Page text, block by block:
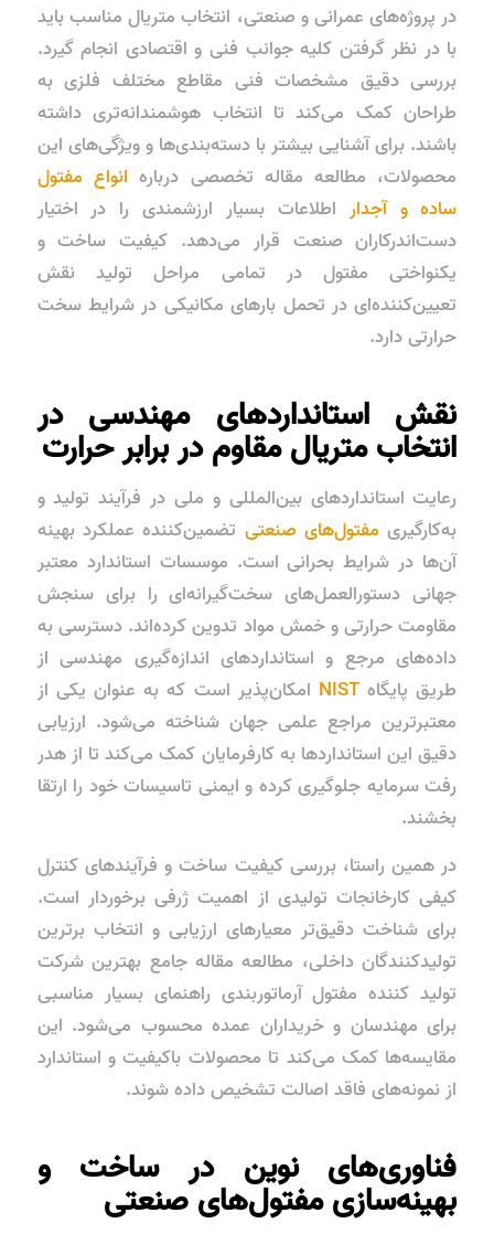
در پروژه‌های عمرانی و صنعتی، انتخاب متریال مناسب باید
با در نظر گرفتن کلیه جوانب فنی و اقتصادی انجام گیرد.
بررسی دقیق مشخصات فنی مقاطع مختلف فلزی به
طراحان کمک می‌کند تا انتخاب هوشمندانه‌تری داشته
باشند. برای آشنایی بیشتر با دسته‌بندی‌ها و ویژگی‌های این
محصولات، مطالعه مقاله تخصصی درباره انواع مفتول
ساده و آجدار اطلاعات بسیار ارزشمندی را در اختیار
دست‌اندرکاران صنعت قرار می‌دهد. کیفیت ساخت و
یکنواختی مفتول در تمامی مراحل تولید نقش
تعیین‌کننده‌ای در تحمل بارهای مکانیکی در شرایط سخت
حرارتی دارد.
نقش استانداردهای مهندسی در
انتخاب متریال مقاوم در برابر حرارت
رعایت استانداردهای بین‌المللی و ملی در فرآیند تولید و
به‌کارگیری مفتول‌های صنعتی تضمین‌کننده عملکرد بهینه
آن‌ها در شرایط بحرانی است. موسسات استاندارد معتبر
جهانی دستورالعمل‌های سخت‌گیرانه‌ای را برای سنجش
مقاومت حرارتی و خمش مواد تدوین کرده‌اند. دسترسی به
داده‌های مرجع و استانداردهای اندازه‌گیری مهندسی از
طریق پایگاه NIST امکان‌پذیر است که به عنوان یکی از
معتبرترین مراجع علمی جهان شناخته می‌شود. ارزیابی
دقیق این استانداردها به کارفرمایان کمک می‌کند تا از هدر
رفت سرمایه جلوگیری کرده و ایمنی تاسیسات خود را ارتقا
بخشند.
در همین راستا، بررسی کیفیت ساخت و فرآیندهای کنترل
کیفی کارخانجات تولیدی از اهمیت ژرفی برخوردار است.
برای شناخت دقیق‌تر معیارهای ارزیابی و انتخاب برترین
تولیدکنندگان داخلی، مطالعه مقاله جامع بهترین شرکت
تولید کننده مفتول آرماتوربندی راهنمای بسیار مناسبی
برای مهندسان و خریداران عمده محسوب می‌شود. این
مقایسه‌ها کمک می‌کند تا محصولات باکیفیت و استاندارد
از نمونه‌های فاقد اصالت تشخیص داده شوند.
فناوری‌های نوین در ساخت و
بهینه‌سازی مفتول‌های صنعتی